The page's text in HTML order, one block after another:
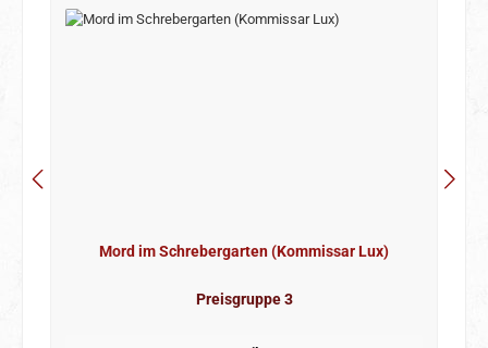
Mord im Schrebergarten (Kommissar Lux)
Preisgruppe 3